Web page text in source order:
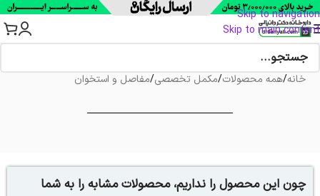
Skip to navigation
Skip to main content
خانه/همه محصولات/مکمل تخصصی/مفاصل و استخوان
چون این محصول را نداریم، محصولات مشابه را به شما